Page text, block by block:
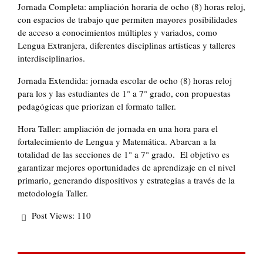
Jornada Completa: ampliación horaria de ocho (8) horas reloj,
con espacios de trabajo que permiten mayores posibilidades
de acceso a conocimientos múltiples y variados, como
Lengua Extranjera, diferentes disciplinas artísticas y talleres
interdisciplinarios.
Jornada Extendida: jornada escolar de ocho (8) horas reloj
para los y las estudiantes de 1° a 7° grado, con propuestas
pedagógicas que priorizan el formato taller.
Hora Taller: ampliación de jornada en una hora para el
fortalecimiento de Lengua y Matemática. Abarcan a la
totalidad de las secciones de 1° a 7° grado. El objetivo es
garantizar mejores oportunidades de aprendizaje en el nivel
primario, generando dispositivos y estrategias a través de la
metodología Taller.
Post Views: 110